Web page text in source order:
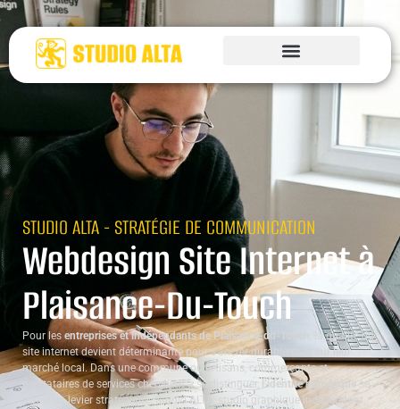
STUDIO ALTA - STRATÉGIE DE COMMUNICATION
Webdesign Site Internet à
Plaisance-Du-Touch
Pour les entreprises et indépendants de Plaisance-du-Touch
, la qualité du
site internet devient déterminante pour s’ancrer durablement sur leur
marché local. Dans une commune où artisans, commerçants et
prestataires de services cherchent à se distinguer, l’identité numérique se
révèle un levier stratégique. Studio ALTA, studio graphique indépendant,